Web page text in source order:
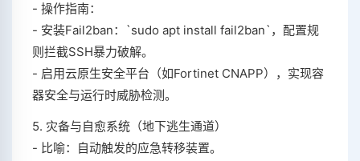
- 操作指南：
- 安装Fail2ban：`sudo apt install fail2ban`，配置规
则拦截SSH暴力破解。
- 启用云原生安全平台（如Fortinet CNAPP），实现容
器安全与运行时威胁检测。
5. 灾备与自愈系统（地下逃生通道）
- 比喻：自动触发的应急转移装置。